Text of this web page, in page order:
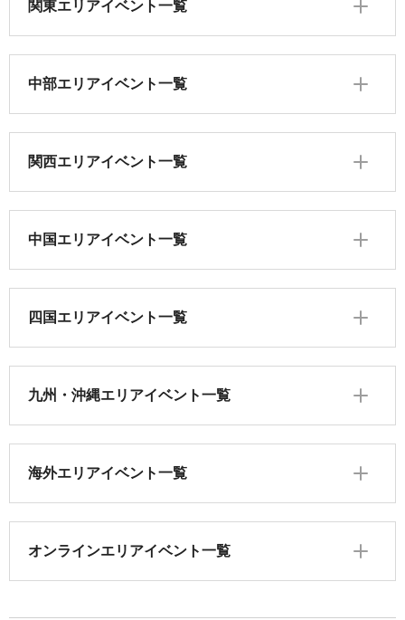
関東エリアイベント一覧
中部エリアイベント一覧
関西エリアイベント一覧
中国エリアイベント一覧
四国エリアイベント一覧
九州・沖縄エリアイベント一覧
海外エリアイベント一覧
オンラインエリアイベント一覧